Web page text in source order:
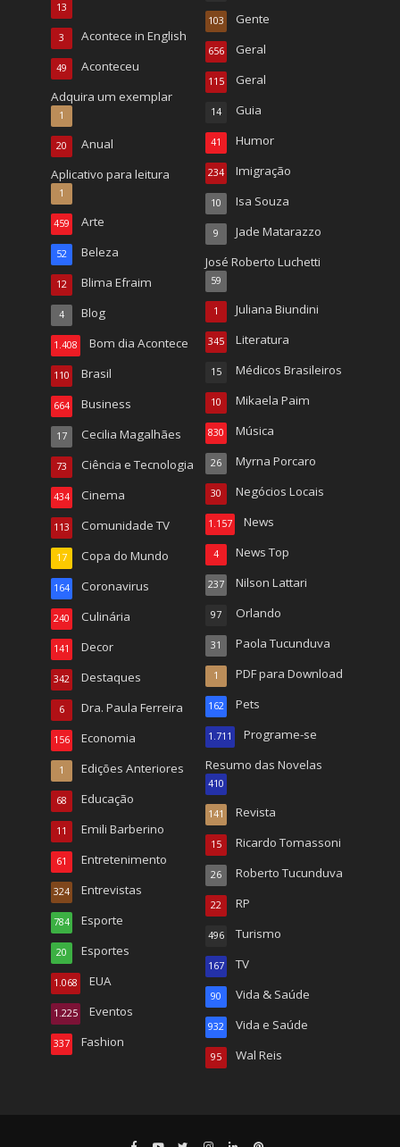
13
Acontece in English
3
Aconteceu
49
Adquira um exemplar
1
Anual
20
Aplicativo para leitura
1
Arte
459
Beleza
52
Blima Efraim
12
Blog
4
Bom dia Acontece
1.408
Brasil
110
Business
664
Cecilia Magalhães
17
Ciência e Tecnologia
73
Cinema
434
Comunidade TV
113
Copa do Mundo
17
Coronavirus
164
Culinária
240
Decor
141
Destaques
342
Dra. Paula Ferreira
6
Economia
156
Edições Anteriores
1
Educação
68
Emili Barberino
11
Entretenimento
61
Entrevistas
324
Esporte
784
Esportes
20
EUA
1.068
Eventos
1.225
Fashion
337
Gente
103
Geral
656
Geral
115
Guia
14
Humor
41
Imigração
234
Isa Souza
10
Jade Matarazzo
9
José Roberto Luchetti
59
Juliana Biundini
1
Literatura
345
Médicos Brasileiros
15
Mikaela Paim
10
Música
830
Myrna Porcaro
26
Negócios Locais
30
News
1.157
News Top
4
Nilson Lattari
237
Orlando
97
Paola Tucunduva
31
PDF para Download
1
Pets
162
Programe-se
1.711
Resumo das Novelas
410
Revista
141
Ricardo Tomassoni
15
Roberto Tucunduva
26
RP
22
Turismo
496
TV
167
Vida & Saúde
90
Vida e Saúde
932
Wal Reis
95